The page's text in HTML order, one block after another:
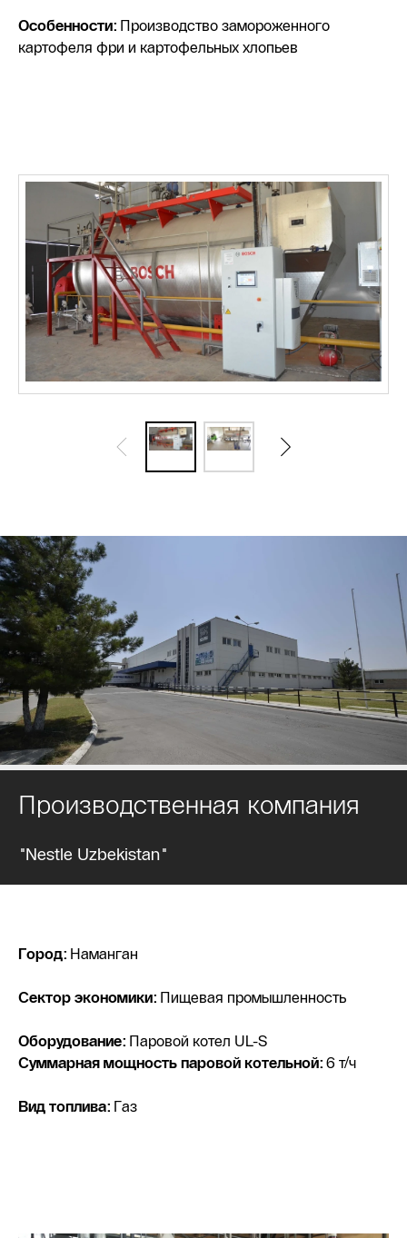
Особенности: Производство замороженного
картофеля фри и картофельных хлопьев
Производственная компания
"Nestle Uzbekistan"
Город: Наманган
Сектор экономики: Пищевая промышленность
Оборудование: Паровой котел UL-S
Суммарная мощность паровой котельной: 6 т/ч
Вид топлива: Газ